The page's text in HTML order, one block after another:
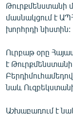
ՁԳՏԵԼՈՎ
ՓՈԴՔԱՍԹ
Հայերեն
English
Русский
Թուրքմենստանի
մասնակցում է
խորհրդի նիստին:
Ուրբաթ օրը
է
նաև
Աշխաբադում է